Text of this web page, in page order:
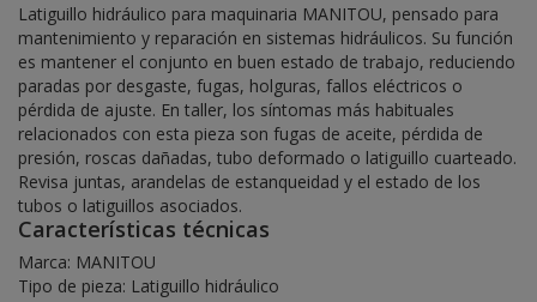
Latiguillo hidráulico para maquinaria MANITOU, pensado para
mantenimiento y reparación en sistemas hidráulicos. Su función
es mantener el conjunto en buen estado de trabajo, reduciendo
paradas por desgaste, fugas, holguras, fallos eléctricos o
pérdida de ajuste. En taller, los síntomas más habituales
relacionados con esta pieza son fugas de aceite, pérdida de
presión, roscas dañadas, tubo deformado o latiguillo cuarteado.
Revisa juntas, arandelas de estanqueidad y el estado de los
tubos o latiguillos asociados.
Características técnicas
Marca: MANITOU
Tipo de pieza: Latiguillo hidráulico